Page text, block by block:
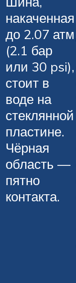
накаченная
до 2.07 атм
(2.1 бар
или 30 psi),
стоит в
воде на
стеклянной
пластине.
Чёрная
область —
пятно
контакта.